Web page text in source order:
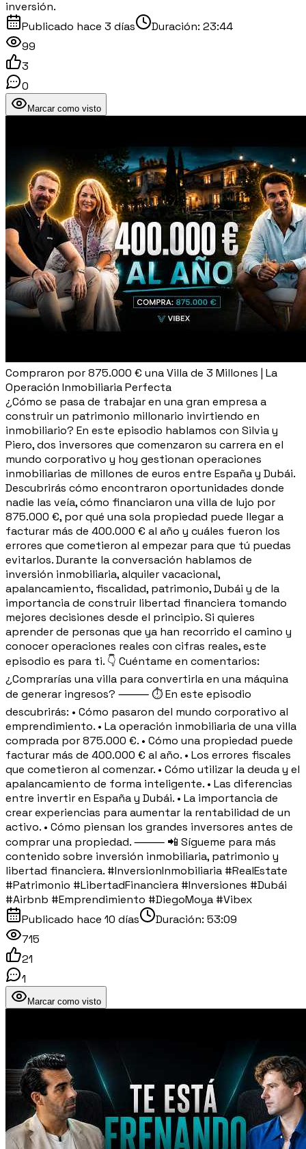
inversión.
Publicado hace 3 días Duración: 23:44
99
3
0
Marcar como visto
Compraron por 875.000 € una Villa de 3 Millones | La
Operación Inmobiliaria Perfecta
¿Cómo se pasa de trabajar en una gran empresa a
construir un patrimonio millonario invirtiendo en
inmobiliario? En este episodio hablamos con Silvia y
Piero, dos inversores que comenzaron su carrera en el
mundo corporativo y hoy gestionan operaciones
inmobiliarias de millones de euros entre España y Dubái.
Descubrirás cómo encontraron oportunidades donde
nadie las veía, cómo financiaron una villa de lujo por
875.000 €, por qué una sola propiedad puede llegar a
facturar más de 400.000 € al año y cuáles fueron los
errores que cometieron al empezar para que tú puedas
evitarlos. Durante la conversación hablamos de
inversión inmobiliaria, alquiler vacacional,
apalancamiento, fiscalidad, patrimonio, Dubái y de la
importancia de construir libertad financiera tomando
mejores decisiones desde el principio. Si quieres
aprender de personas que ya han recorrido el camino y
conocer operaciones reales con cifras reales, este
episodio es para ti. 👇 Cuéntame en comentarios:
¿Comprarías una villa para convertirla en una máquina
de generar ingresos? ⸻ ⏱️ En este episodio
descubrirás: • Cómo pasaron del mundo corporativo al
emprendimiento. • La operación inmobiliaria de una villa
comprada por 875.000 €. • Cómo una propiedad puede
facturar más de 400.000 € al año. • Los errores fiscales
que cometieron al comenzar. • Cómo utilizar la deuda y el
apalancamiento de forma inteligente. • Las diferencias
entre invertir en España y Dubái. • La importancia de
crear experiencias para aumentar la rentabilidad de un
activo. • Cómo piensan los grandes inversores antes de
comprar una propiedad. ⸻ 📲 Sígueme para más
contenido sobre inversión inmobiliaria, patrimonio y
libertad financiera. #InversionInmobiliaria #RealEstate
#Patrimonio #LibertadFinanciera #Inversiones #Dubái
#Airbnb #Emprendimiento #DiegoMoya #Vibex
Publicado hace 10 días Duración: 53:09
715
21
1
Marcar como visto